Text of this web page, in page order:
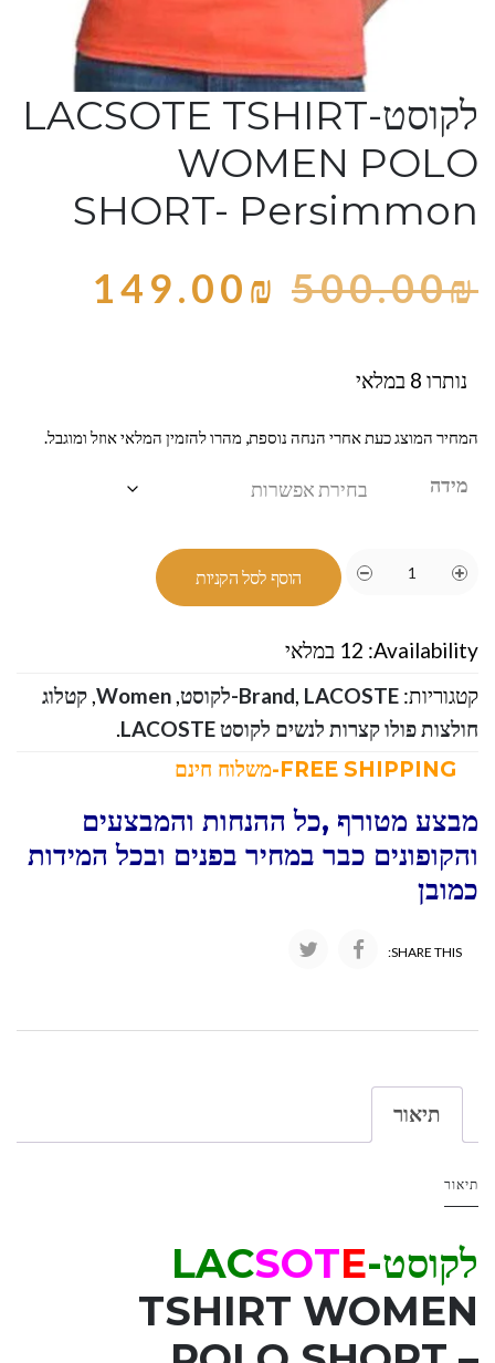
לקוסט-LACSOTE TSHIRT
WOMEN POLO
SHORT- Persimmon
500.00₪
149.00₪
נותרו 8 במלאי
המחיר המוצג כעת אחרי הנחה נוספת, מהרו להזמין המלאי אוזל ומוגבל.
מידה
הוסף לסל הקניות
Availability: 12 במלאי
קטגוריות:
Brand, LACOSTE-לקוסט ,
Women
,קטלוג
חולצות פולו קצרות לנשים לקוסט LACOSTE
.
מבצע מטורף ,כל ההנחות והמבצעים
והקופונים כבר במחיר בפנים ובכל המידות
כמובן
SHARE THIS:
תיאור
תיאור
לקוסט-LAC SOTE
TSHIRT WOMEN